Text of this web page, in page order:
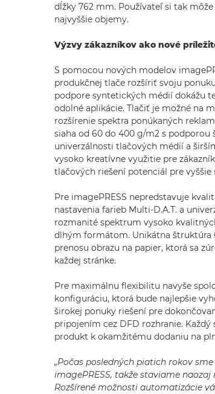
dĺžky 762 mm. Používateľ si tak
najvyššie objemy.
Výzvy zákazníkov ako nové
S pomocou nových modelov
produkčnej tlače rozšíriť svoju
podpore syntetických médií dokážu
odolné aplikácie. Tlačiť je možné na
rozšírenie spektra ponúkaných
siaha od 60 do 400 g/m2 s podporou
univerzálnosti tlačových médií a
vysoko kreatívne využitie pre
tlačových riešení potenciál pre vyššie
Pre imagePRESS nepredstavuje
nastavenia farieb Multi-D.A.T. a
rozmanité spektrum vysoko
dlhým formátom. Unikátna štruktúra
prenosu obrazu na papier, ktorá sa
každej stránke.
Pre maximálnu flexibilitu navyše
konfiguráciu, ktorá bude najlepšie
širokej ponuky riešení pre
pripojením cez DFD rozhranie.
produkt k okamžitému dodaniu na
„Počas posledných piatich rokov
imagePRESS, takže staviame
Rozšírené možnosti automatizácie